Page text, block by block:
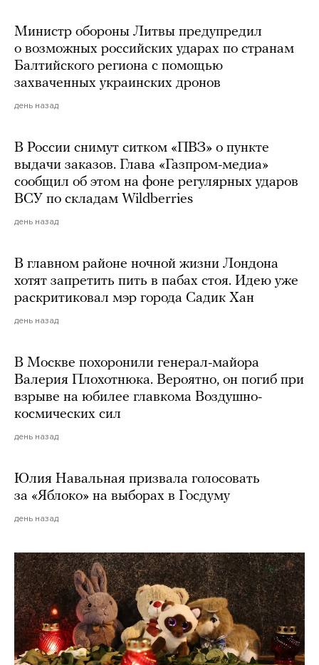
Министр обороны Литвы предупредил
о возможных российских ударах по странам
Балтийского региона с помощью
захваченных украинских дронов
день назад
В России снимут ситком «ПВЗ» о пункте
выдачи заказов. Глава «Газпром-медиа»
сообщил об этом на фоне регулярных ударов
ВСУ по складам Wildberries
день назад
В главном районе ночной жизни Лондона
хотят запретить пить в пабах стоя. Идею уже
раскритиковал мэр города Садик Хан
день назад
В Москве похоронили генерал-майора
Валерия Плохотнюка. Вероятно, он погиб при
взрыве на юбилее главкома Воздушно-
космических сил
день назад
Юлия Навальная призвала голосовать
за «Яблоко» на выборах в Госдуму
день назад